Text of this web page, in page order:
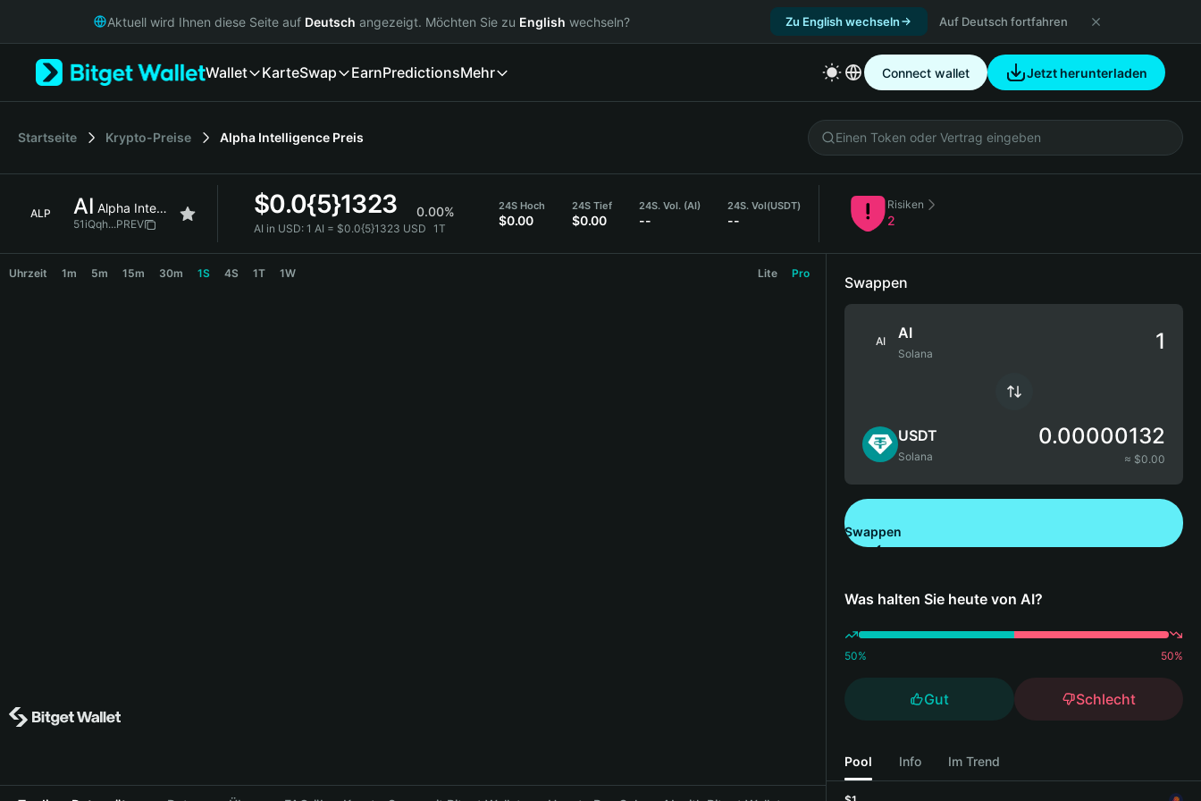
Русский
Italiano
Bahasa Indonesia
Aktuell wird Ihnen diese Seite auf Deutsch angezeigt. Möchten Sie zu English wechseln? Zu English wechseln Auf Deutsch fortfahren
Wallet KarteSwap EarnPredictionsMehr Connect wallet Jetzt herunterladen
Startseite Krypto-Preise Alpha Intelligence Preis
ALP AI Alpha Intelligence
51iQqh...PREV
$0.0{5}1323 0.00%
AI in USD: 1 AI = $0.0{5}1323 USD 1T
24S Hoch
$0.00
24S Tief
$0.00
24S. Vol. (AI)
--
24S. Vol(USDT)
--
Risiken
2
Uhrzeit 1m 5m 15m 30m 1S 4S 1T 1W Lite Pro
Swappen
AI AI
Solana
USDT
Solana
0.00000132
≈ $0.00
Swappen
Was halten Sie heute von AI?
50% 50%
Gut Schlecht
Pool Info Im Trend